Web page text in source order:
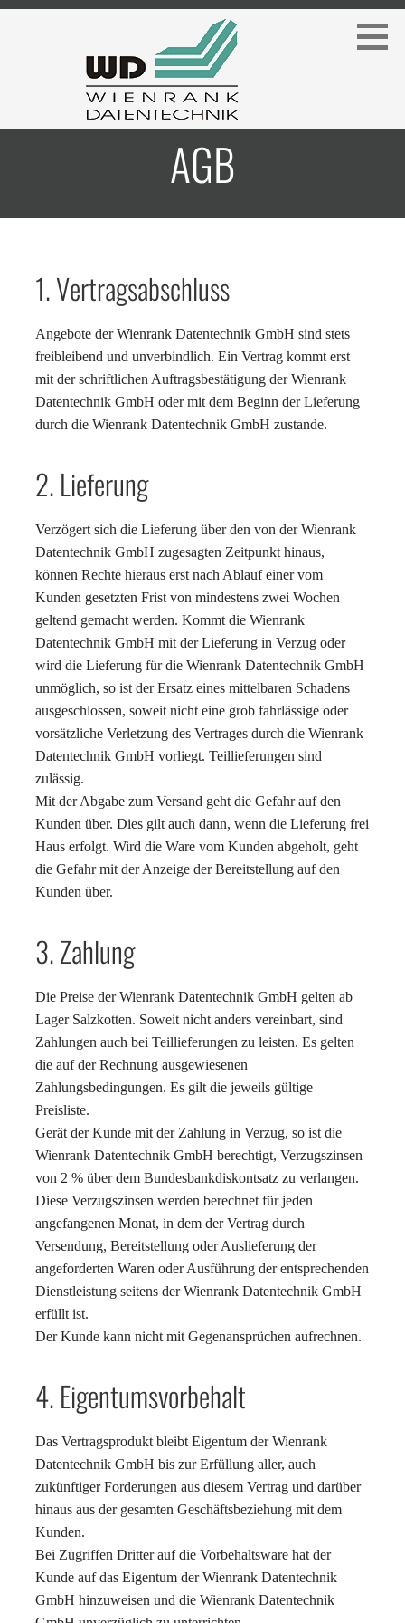
Zum
WIENRANK DATENTECHNIK
AGB
1. Vertragsabschluss
Angebote der Wienrank Datentechnik GmbH sind stets
freibleibend und unverbindlich. Ein Vertrag kommt erst
mit der schriftlichen Auftragsbestätigung der Wienrank
Datentechnik GmbH oder mit dem Beginn der Lieferung
durch die Wienrank Datentechnik GmbH zustande.
2. Lieferung
Verzögert sich die Lieferung über den von der Wienrank
Datentechnik GmbH zugesagten Zeitpunkt hinaus,
können Rechte hieraus erst nach Ablauf einer vom
Kunden gesetzten Frist von mindestens zwei Wochen
geltend gemacht werden. Kommt die Wienrank
Datentechnik GmbH mit der Lieferung in Verzug oder
wird die Lieferung für die Wienrank Datentechnik GmbH
unmöglich, so ist der Ersatz eines mittelbaren Schadens
ausgeschlossen, soweit nicht eine grob fahrlässige oder
vorsätzliche Verletzung des Vertrages durch die Wienrank
Datentechnik GmbH vorliegt. Teillieferungen sind
zulässig.
Mit der Abgabe zum Versand geht die Gefahr auf den
Kunden über. Dies gilt auch dann, wenn die Lieferung frei
Haus erfolgt. Wird die Ware vom Kunden abgeholt, geht
die Gefahr mit der Anzeige der Bereitstellung auf den
Kunden über.
3. Zahlung
Die Preise der Wienrank Datentechnik GmbH gelten ab
Lager Salzkotten. Soweit nicht anders vereinbart, sind
Zahlungen auch bei Teillieferungen zu leisten. Es gelten
die auf der Rechnung ausgewiesenen
Zahlungsbedingungen. Es gilt die jeweils gültige
Preisliste.
Gerät der Kunde mit der Zahlung in Verzug, so ist die
Wienrank Datentechnik GmbH berechtigt, Verzugszinsen
von 2 % über dem Bundesbankdiskontsatz zu verlangen.
Diese Verzugszinsen werden berechnet für jeden
angefangenen Monat, in dem der Vertrag durch
Versendung, Bereitstellung oder Auslieferung der
angeforderten Waren oder Ausführung der entsprechenden
Dienstleistung seitens der Wienrank Datentechnik GmbH
erfüllt ist.
Der Kunde kann nicht mit Gegenansprüchen aufrechnen.
4. Eigentumsvorbehalt
Das Vertragsprodukt bleibt Eigentum der Wienrank
Datentechnik GmbH bis zur Erfüllung aller, auch
zukünftiger Forderungen aus diesem Vertrag und darüber
hinaus aus der gesamten Geschäftsbeziehung mit dem
Kunden.
Bei Zugriffen Dritter auf die Vorbehaltsware hat der
Kunde auf das Eigentum der Wienrank Datentechnik
GmbH hinzuweisen und die Wienrank Datentechnik